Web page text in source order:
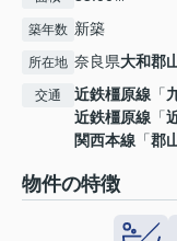
築年数 新築
所在地 奈良県大和郡
交通 近鉄橿原線 「
近鉄橿原線 「
関西本線 「郡
物件の特徴